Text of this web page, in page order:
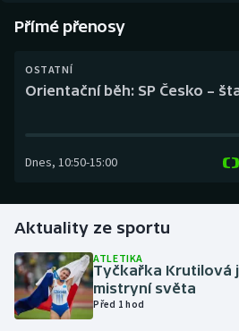
Biatlon
Boby a skeleton
Curling
Dostihy
Futsal
Aplikace ČT sport
AZ kvíz
Přímé přenosy
OSTATNÍ
Orientační běh: SP Česko –
Dnes, 10:50-15:00
Aktuality ze sportu
ATLETIKA
Tyčkařka Krutilová
mistryní světa
Před 1 hod